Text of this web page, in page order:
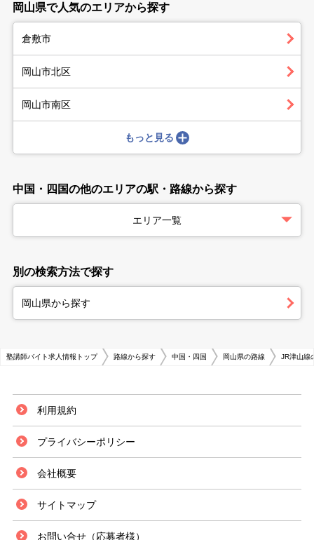
岡山県で人気のエリアから探す
倉敷市
岡山市北区
岡山市南区
もっと見る
中国・四国の他のエリアの駅・路線から探す
エリア一覧
別の検索方法で探す
岡山県から探す
塾講師バイト求人情報トップ 路線から探す 中国・四国 岡山県の路線 JR津山線
利用規約
プライバシーポリシー
会社概要
サイトマップ
お問い合せ（応募者様）